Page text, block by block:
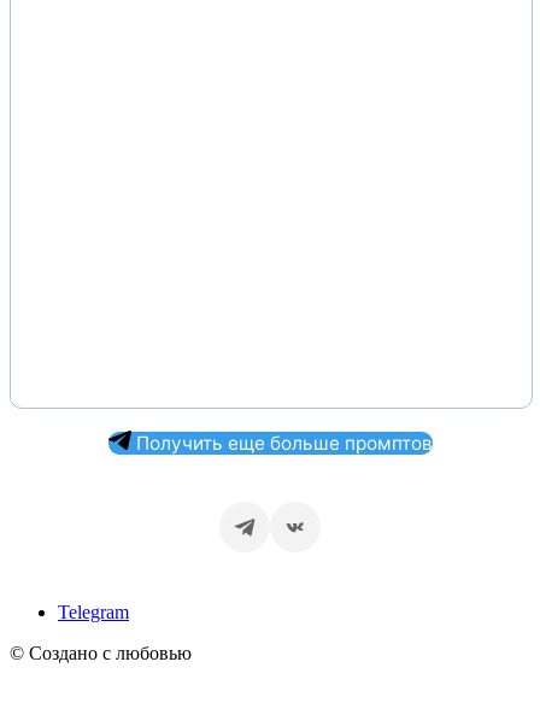
Получить еще больше промптов
Telegram
© Создано с любовью